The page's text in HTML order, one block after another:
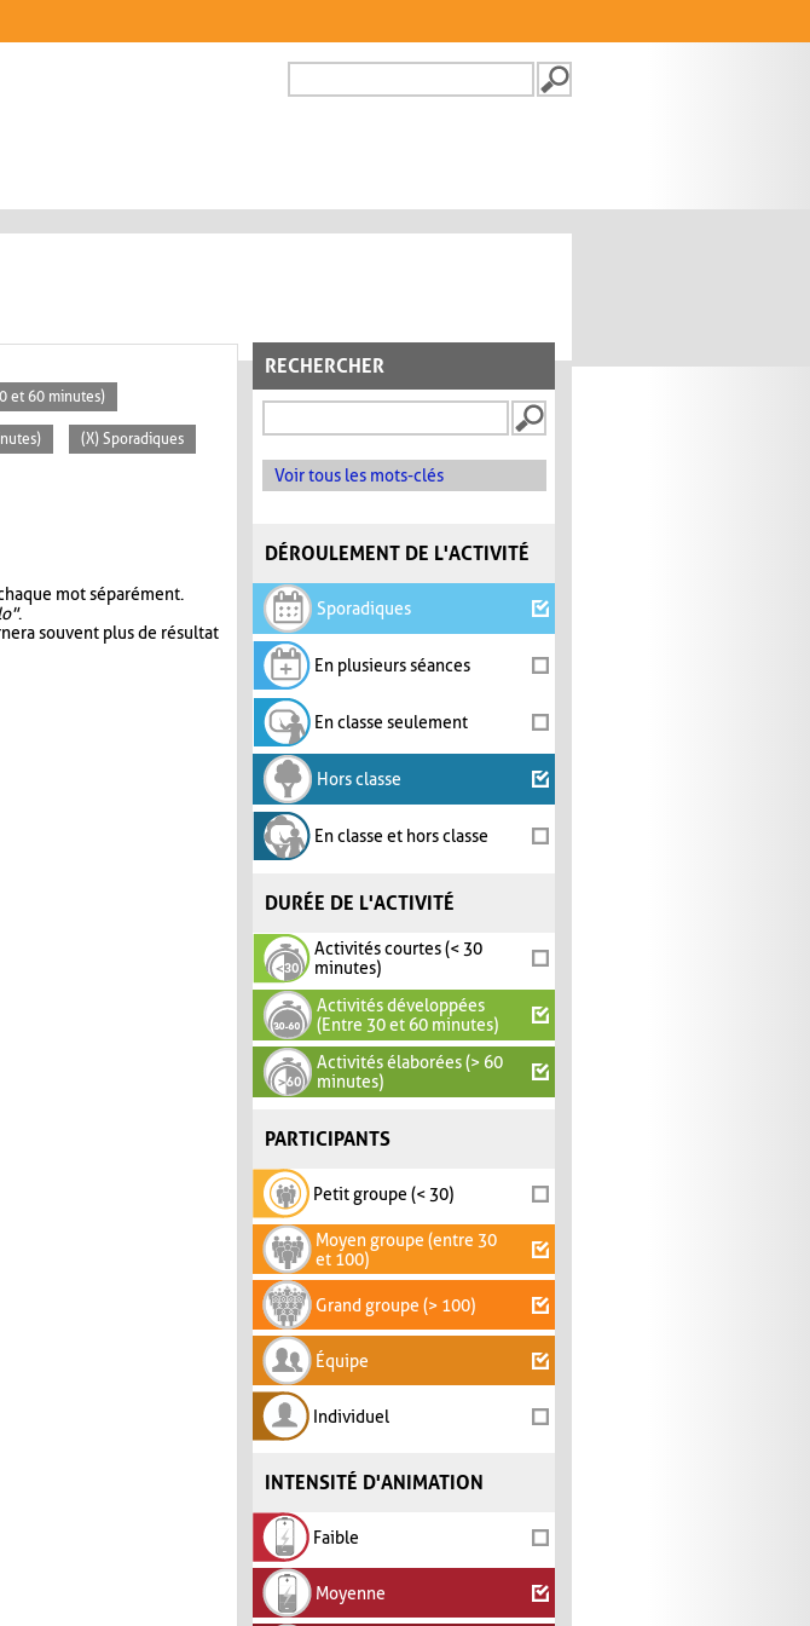
FORMULAIRE DE
RECHERCHER
Voir tous les mots-clés
DÉROULEMENT DE L'ACTIVITÉ
Sporadiques
En plusieurs séances
En classe seulement
Hors classe
En classe et hors classe
DURÉE DE L'ACTIVITÉ
Activités courtes (< 30
minutes)
Activités développées
(Entre 30 et 60 minutes)
Activités élaborées (> 60
minutes)
PARTICIPANTS
Petit groupe (< 30)
Moyen groupe (entre 30
et 100)
Grand groupe (> 100)
Équipe
Individuel
INTENSITÉ D'ANIMATION
Faible
Moyenne
et 60 minutes)
(X) Sporadiques
mot séparément.
.
souvent plus de résultat